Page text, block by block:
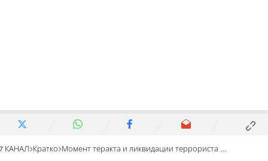
7 КАНАЛ Кратко Момент теракта и ликвидации террориста в Иерусалиме. Видео